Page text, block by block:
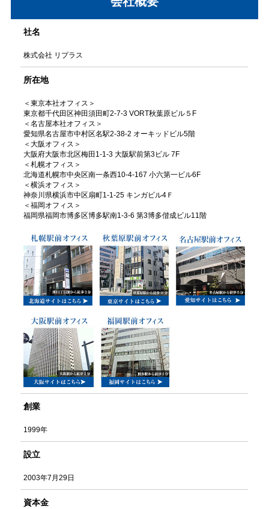
社名
株式会社 リプラス
所在地
＜東京本社オフィス＞
東京都千代田区神田須田町2-7-3 VORT秋葉原ビル５F
＜名古屋本社オフィス＞
愛知県名古屋市中村区名駅2-38-2 オーキッドビル5階
＜大阪オフィス＞
大阪府大阪市北区梅田1-1-3 大阪駅前第3ビル 7F
＜札幌オフィス＞
北海道札幌市中央区南一条西10-4-167 小六第一ビル6F
＜横浜オフィス＞
神奈川県横浜市中区扇町1-1-25 キンガビル4Ｆ
＜福岡オフィス＞
福岡県福岡市博多区博多駅南1-3-6 第3博多偕成ビル11階
創業
1999年
設立
2003年7月29日
資本金